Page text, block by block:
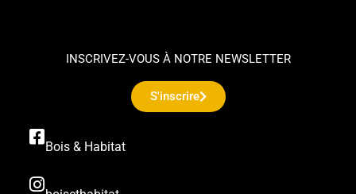
INSCRIVEZ-VOUS À NOTRE NEWSLETTER
S'inscrire
Bois & Habitat